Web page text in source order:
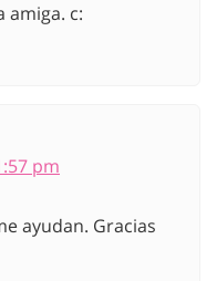
amiga. c:
pm
ayudan. Gracias